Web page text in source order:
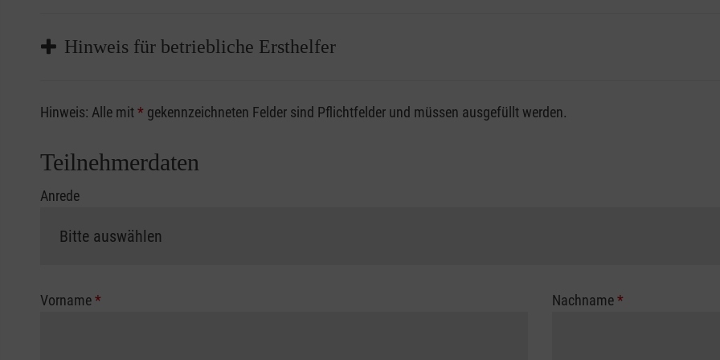
Hinweis für betriebliche Ersthelfer
Sofern Sie ein Kostenübernahmeverfahren Ihrer Berufsgenossenschaft / Unfallkasse nutzen, beachten Sie bitte,
vorliegen müssen. Andernfalls erfolgt eine Abrechnung der vollen Kursgebühr als Selbstzahler.
Hinweis: Alle mit* gekennzeichneten Felder sind Pflichtfelder und müssen ausgefüllt werden.
Teilnehmerdaten
Anrede
Vorname* Nachname*